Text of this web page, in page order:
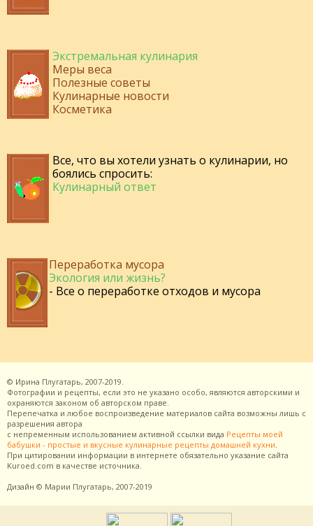
Экстремальная кулинария
Меры веса
Полезные советы
Кулинарные новости
Косметика
Все, что вы хотели узнать о кулинарии, но
боялись спросить:
Кулинарный ответ
Переработка мусора
Экология или жизнь?
- Все о переработке отходов и мусора
© Ирина Плугатарь, 2007-2019.
Фотографии и рецепты, если это не указано особо, являются авторскими и
охраняются законом об авторском праве.
Перепечатка и любое воспроизведение материалов сайта возможны лишь с
разрешения автора
с непременным использованием активной ссылки вида Рецепты моей
бабушки - простые и вкусные кулинарные рецепты домашней кухни.
При цитировании информации в интернете обязательно указание сайта
Kuroed.com в качестве источника.
Дизайн © Марии Плугатарь, 2007-2019